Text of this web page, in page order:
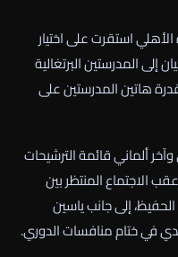
استقرت على اختيار
إلى المدرستين البرتغالية
هاتين المدرستين على
ألماني قائمة الترشيحات
الاجتماع المنتظر بين
إلى جانب ياسين
في ختام منافسات الدوري.